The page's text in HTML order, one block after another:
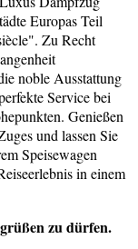
Europas Teil
Zu Recht
noble Ausstattung
Service bei
Genießen
und lassen Sie
Speisewagen
in einem
zu dürfen.